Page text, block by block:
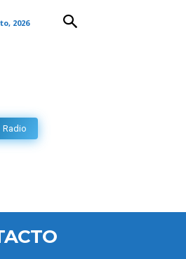
2026
Radio